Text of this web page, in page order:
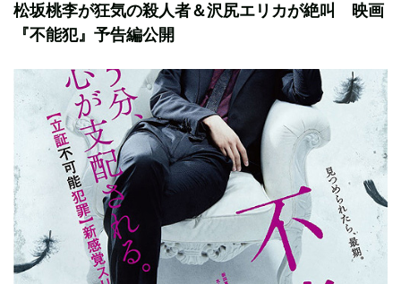
松坂桃李が狂気の殺人者＆沢尻エリカが絶叫 映画
『不能犯』予告編公開